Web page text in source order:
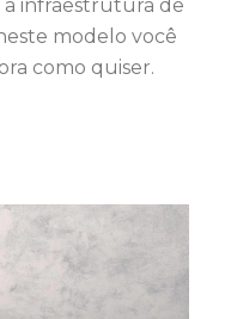
a infraestrutura de
modelo você
como quiser.